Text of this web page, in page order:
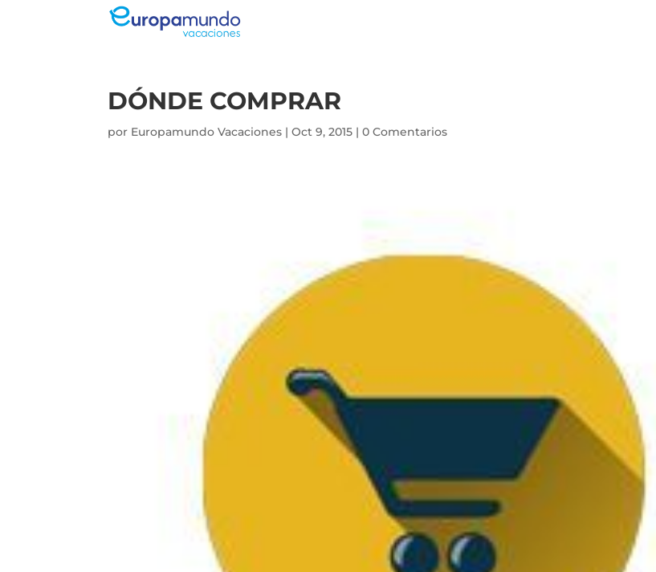
DÓNDE COMPRAR
por Europamundo Vacaciones |Oct 9, 2015 |0 Comentarios